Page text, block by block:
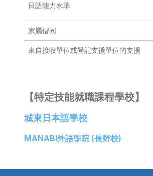
日語能力水準
家屬偕同
來自接收單位或登記支援單位的支援
【特定技能就職課程學校】
城東日本語學校
MANABI外語學院 (長野校)